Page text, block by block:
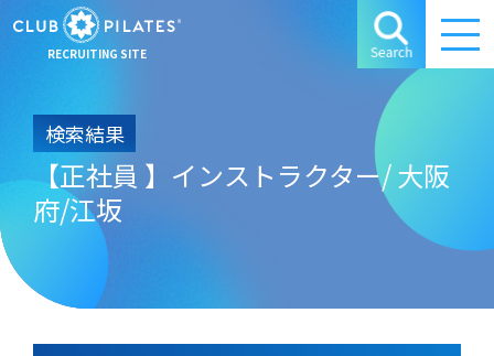
RECRUITING SITE
検索結果
【正社員 】インストラクター/ 大阪
府/江坂